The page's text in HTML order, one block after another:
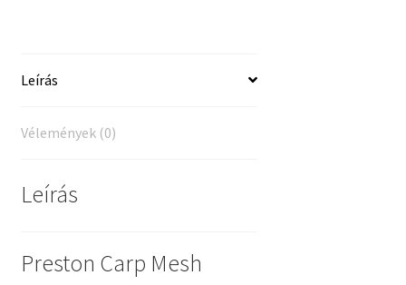
Leírás
Vélemények (0)
Leírás
Preston Carp Mesh